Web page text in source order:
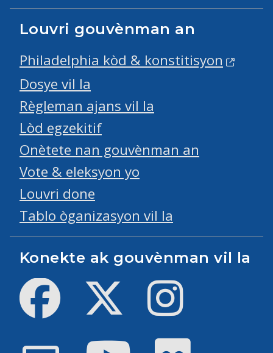
Louvri gouvènman an
Philadelphia kòd & konstitisyon
Dosye vil la
Règleman ajans vil la
Lòd egzekitif
Onètete nan gouvènman an
Vote & eleksyon yo
Louvri done
Tablo òganizasyon vil la
Konekte ak gouvènman vil la
Facebook Twitter
Youtube